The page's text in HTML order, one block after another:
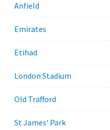
Anfield
Emirates
Etihad
London Stadium
Old Trafford
St James' Park